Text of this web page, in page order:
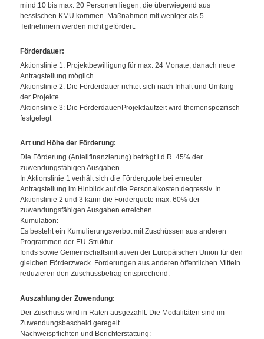
mind.10 bis max. 20 Personen liegen, die überwiegend aus
hessischen KMU kommen. Maßnahmen mit weniger als 5
Teilnehmern werden nicht gefördert.
Förderdauer:
Aktionslinie 1: Projektbewilligung für max. 24 Monate, danach neue
Antragstellung möglich
Aktionslinie 2: Die Förderdauer richtet sich nach Inhalt und Umfang
der Projekte
Aktionslinie 3: Die Förderdauer/Projektlaufzeit wird themenspezifisch
festgelegt
Art und Höhe der Förderung:
Die Förderung (Anteilfinanzierung) beträgt i.d.R. 45% der
zuwendungsfähigen Ausgaben.
In Aktionslinie 1 verhält sich die Förderquote bei erneuter
Antragstellung im Hinblick auf die Personalkosten degressiv. In
Aktionslinie 2 und 3 kann die Förderquote max. 60% der
zuwendungsfähigen Ausgaben erreichen.
Kumulation:
Es besteht ein Kumulierungsverbot mit Zuschüssen aus anderen
Programmen der EU-Struktur-
fonds sowie Gemeinschaftsinitiativen der Europäischen Union für den
gleichen Förderzweck. Förderungen aus anderen öffentlichen Mitteln
reduzieren den Zuschussbetrag entsprechend.
Auszahlung der Zuwendung:
Der Zuschuss wird in Raten ausgezahlt. Die Modalitäten sind im
Zuwendungsbescheid geregelt.
Nachweispflichten und Berichterstattung: